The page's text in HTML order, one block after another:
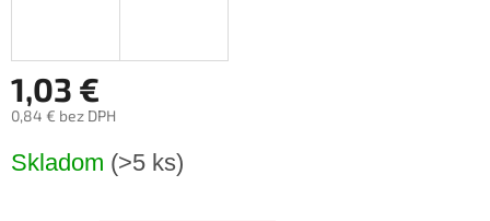
1,03 €
0,84 € bez DPH
cena:
Skladom (>5 ks)